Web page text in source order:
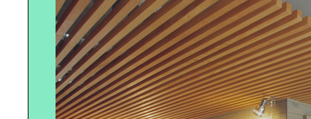
サイクリストの聖地｜しまなみ海道
を走る